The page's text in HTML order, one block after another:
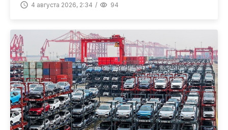
4 августа 2026, 2:34 94